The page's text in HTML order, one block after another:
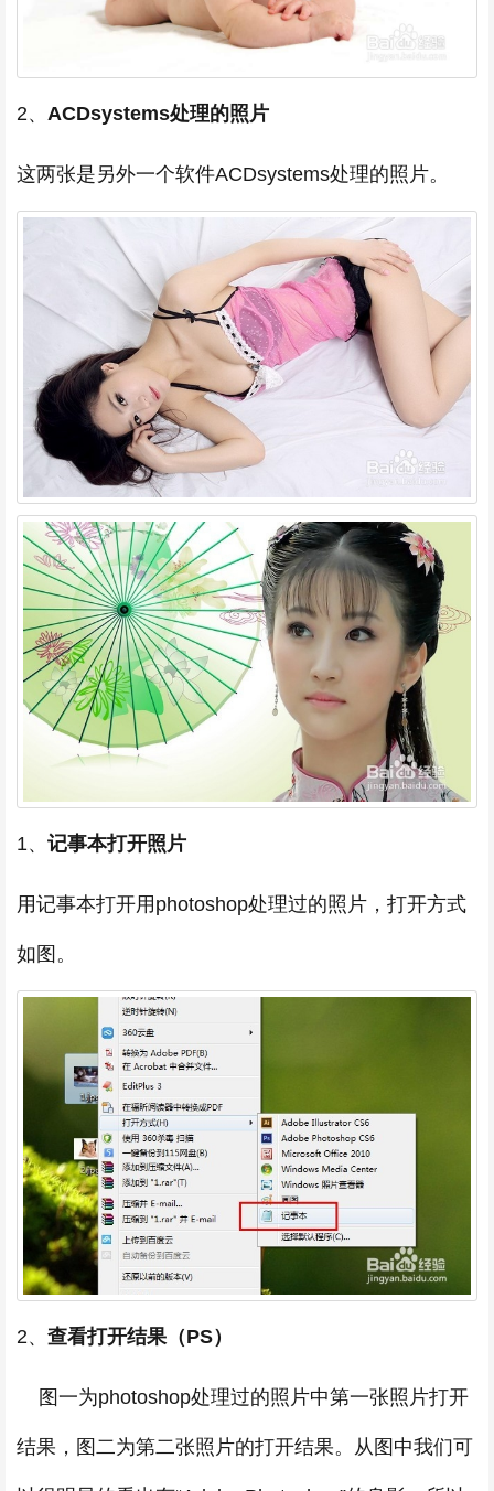
2、 ACDsystems处理的照片
这两张是另外一个软件ACDsystems处理的照片。
1、 记事本打开照片
用记事本打开用photoshop处理过的照片，打开方式
如图。
2、 查看打开结果（PS）
图一为photoshop处理过的照片中第一张照片打开
结果，图二为第二张照片的打开结果。从图中我们可